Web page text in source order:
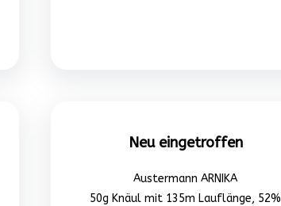
Neu eingetroffen
Austermann ARNIKA
50g Knäul mit 135m Lauflänge, 52%